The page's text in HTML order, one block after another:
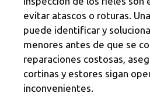
evitar atascos o roturas.
puede identificar y
menores antes de que se
reparaciones costosas,
cortinas y estores sigan
inconvenientes.